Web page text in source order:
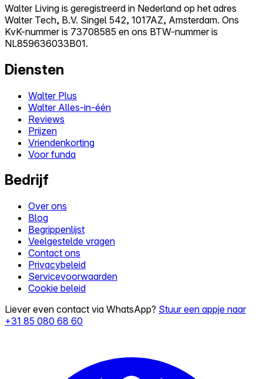
Walter Living is geregistreerd in Nederland op het adres
Walter Tech, B.V. Singel 542, 1017AZ, Amsterdam. Ons
KvK-nummer is 73708585 en ons BTW-nummer is
NL859636033B01.
Diensten
Walter Plus
Walter Alles-in-één
Reviews
Prijzen
Vriendenkorting
Voor funda
Bedrijf
Over ons
Blog
Begrippenlijst
Veelgestelde vragen
Contact ons
Privacybeleid
Servicevoorwaarden
Cookie beleid
Liever even contact via WhatsApp? Stuur een appje naar
+31 85 080 68 60